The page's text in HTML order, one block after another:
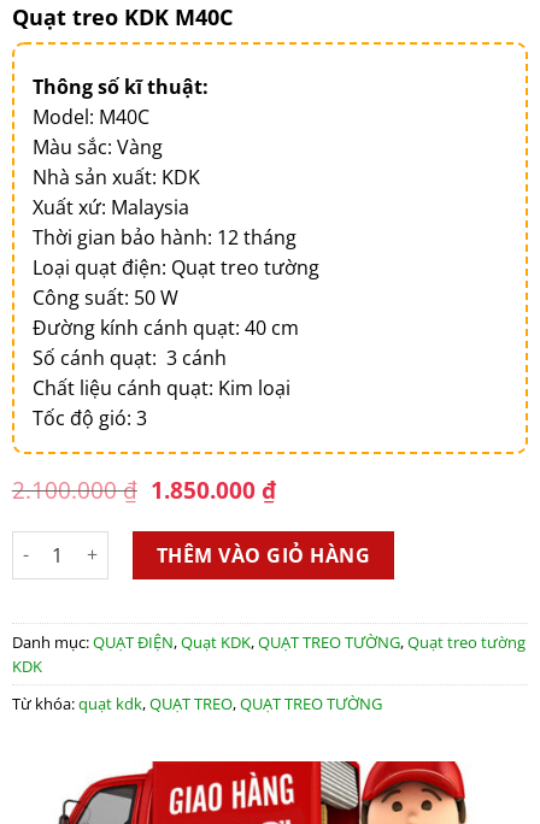
Quạt treo KDK M40C
Thông số kĩ thuật:
Model: M40C
Màu sắc: Vàng
Nhà sản xuất: KDK
Xuất xứ: Malaysia
Thời gian bảo hành: 12 tháng
Loại quạt điện: Quạt treo tường
Công suất: 50 W
Đường kính cánh quạt: 40 cm
Số cánh quạt: 3 cánh
Chất liệu cánh quạt: Kim loại
Tốc độ gió: 3
2.100.000₫ Original
was:
2.100.000 ₫.
1.850.000₫Current
is:
1.850.000 ₫.
Quạt treo KDK M40C số lượngTHÊM VÀO GIỎ HÀNG
Danh mục:QUẠT ĐIỆN,Quạt KDK,QUẠT TREO TƯỜNG,Quạt treo tường
KDK
Từ khóa:quạt kdk,QUẠT TREO,QUẠT TREO TƯỜNG